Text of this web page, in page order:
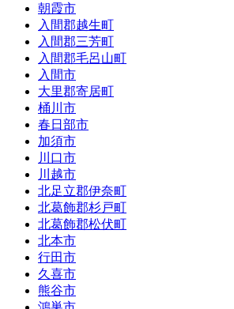
朝霞市
入間郡越生町
入間郡三芳町
入間郡毛呂山町
入間市
大里郡寄居町
桶川市
春日部市
加須市
川口市
川越市
北足立郡伊奈町
北葛飾郡杉戸町
北葛飾郡松伏町
北本市
行田市
久喜市
熊谷市